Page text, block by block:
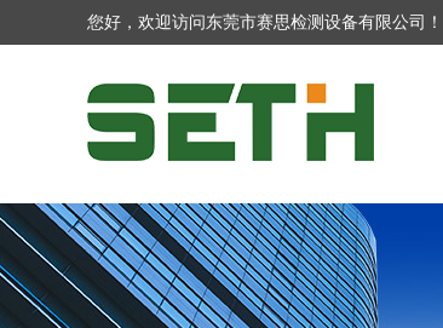
您好，欢迎访问东莞市赛思检测设备有限公司！